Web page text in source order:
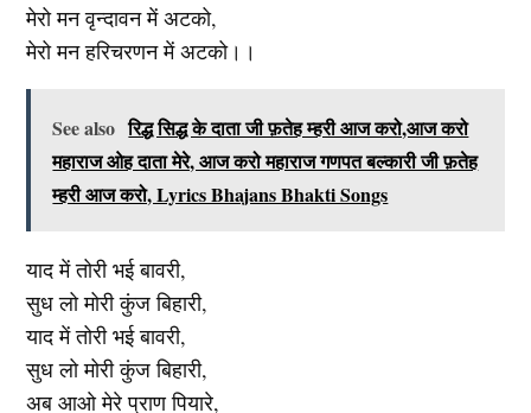
मेरो मन वृन्दावन में अटको,
मेरो मन हरिचरणन में अटको।।
See also रिद्ध सिद्ध के दाता जी फ़तेह म्हरी आज करो,आज करो
महाराज ओह दाता मेरे, आज करो महाराज गणपत बल्कारी जी फ़तेह
म्हरी आज करो, Lyrics Bhajans Bhakti Songs
याद में तोरी भई बावरी,
सुध लो मोरी कुंज बिहारी,
याद में तोरी भई बावरी,
सुध लो मोरी कुंज बिहारी,
अब आओ मेरे प्राण पियारे,